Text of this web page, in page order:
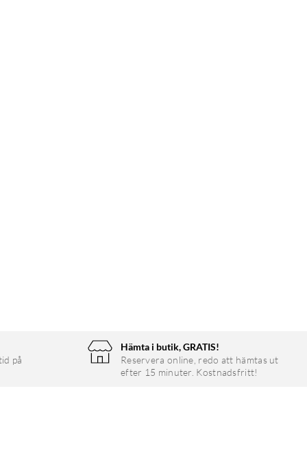
på
Hämta i butik, GRATIS!
Reservera online, redo att hämtas ut
efter 15 minuter. Kostnadsfritt!